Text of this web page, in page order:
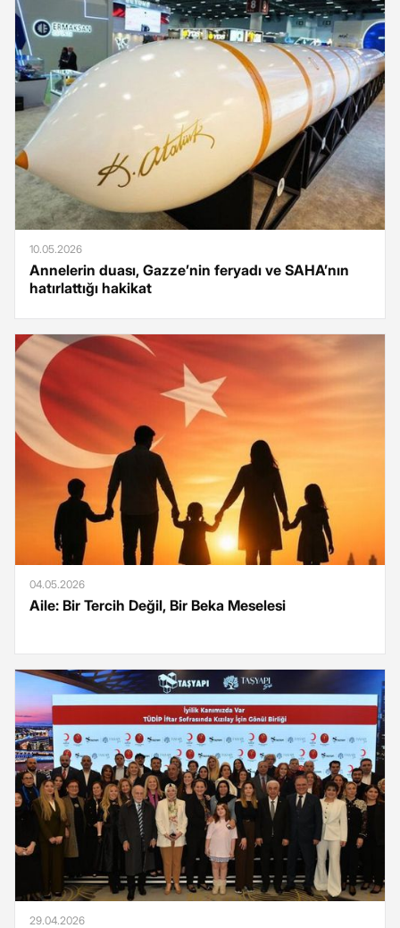
10.05.2026
Annelerin duası, Gazze’nin feryadı ve SAHA’nın
hatırlattığı hakikat
04.05.2026
Aile: Bir Tercih Değil, Bir Beka Meselesi
29.04.2026